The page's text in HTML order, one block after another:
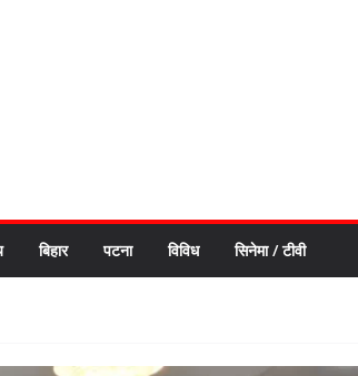
बिहार पटना विविध सिनेमा / टीवी